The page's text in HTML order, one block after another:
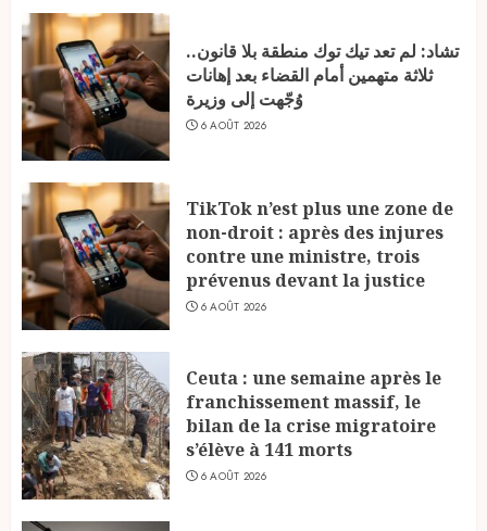
تشاد: لم تعد تيك توك منطقة بلا قانون..
ثلاثة متهمين أمام القضاء بعد إهانات
وُجّهت إلى وزيرة
6 AOÛT 2026
TikTok n’est plus une zone de
non-droit : après des injures
contre une ministre, trois
prévenus devant la justice
6 AOÛT 2026
Ceuta : une semaine après le
franchissement massif, le
bilan de la crise migratoire
s’élève à 141 morts
6 AOÛT 2026